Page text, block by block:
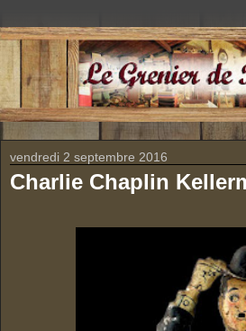
vendredi 2 septembre 2016
Charlie Chaplin